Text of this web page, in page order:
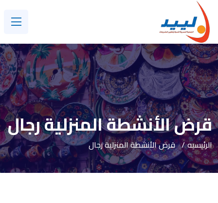
قرض الأنشطة المنزلية رجال
الرئيسيه قرض الأنشطة المنزلية رجال